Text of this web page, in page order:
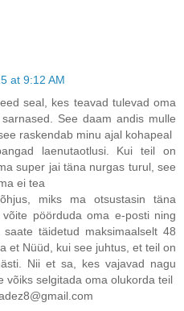
at 9:12 AM
seal, kes teavad tulevad oma
See daam andis mulle
raskendab minu ajal kohapeal
laenutaotlusi. Kui teil on
super jai täna nurgas turul, see
ei tea
miks ma otsustasin täna
pöörduda oma e-posti ning
täidetud maksimaalselt 48
et Nüüd, kui see juhtus, et teil on
Nii et sa, kes vajavad nagu
võiks selgitada oma olukorda teil